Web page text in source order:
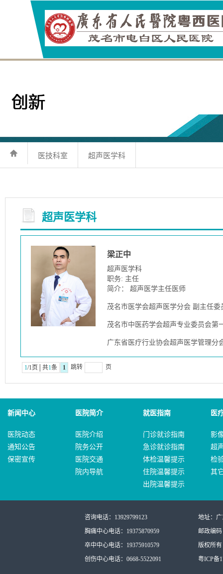
医技科室 超声医学科
超声医学科
梁正中
超声医学科
职务: 主任
简介： 超声医学主任医师
茂名市医学会超声医学分会 副主任委
茂名市中医药学会超声专业委员会第
广东省医疗行业协会超声医学管理分
1/1页│共1条 1 跳转 页
新闻中心 医院简介 就医指南 医
医院动态
通知公告
保密宣传
医院介绍
院务公开
医院交通
院内导航
门诊就诊指南
急诊就诊指南
体检温馨提示
住院温馨提示
出院温馨提示
影
超
检
其
咨询电话：13929799123
胸痛中心电话：19375870959
卒中中心电话：19375910579
创伤中心电话：0668-5522091
地址：
邮政编码
版权所
粤ICP备